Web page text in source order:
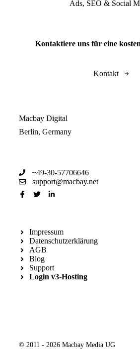
Ads, SEO & Social
Kontaktiere uns für eine
Kontakt
Macbay Digital
Berlin, Germany
+49-30-57706646
support@macbay.net
Impressum
Datenschutzerklärung
AGB
Blog
Support
Login v3-Hosting
© 2011 - 2026 Macbay Media UG